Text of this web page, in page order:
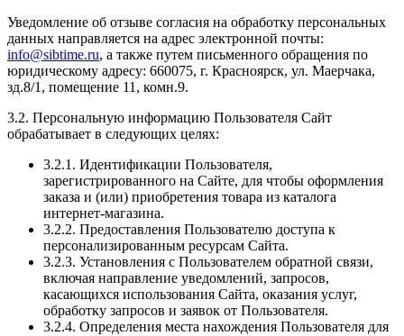
Уведомление об отзыве согласия на обработку персональных
данных направляется на адрес электронной почты:
info@sibtime.ru, а также путем письменного обращения по
юридическому адресу: 660075, г. Красноярск, ул. Маерчака,
зд.8/1, помещение 11, комн.9.
3.2. Персональную информацию Пользователя Сайт
обрабатывает в следующих целях:
3.2.1. Идентификации Пользователя,
зарегистрированного на Сайте, для чтобы оформления
заказа и (или) приобретения товара из каталога
интернет-магазина.
3.2.2. Предоставления Пользователю доступа к
персонализированным ресурсам Сайта.
3.2.3. Установления с Пользователем обратной связи,
включая направление уведомлений, запросов,
касающихся использования Сайта, оказания услуг,
обработку запросов и заявок от Пользователя.
3.2.4. Определения места нахождения Пользователя для